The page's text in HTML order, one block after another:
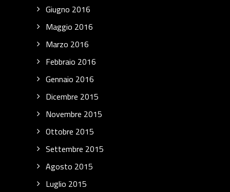
Giugno 2016
Maggio 2016
Marzo 2016
Febbraio 2016
Gennaio 2016
Dicembre 2015
Novembre 2015
Ottobre 2015
Settembre 2015
Agosto 2015
Luglio 2015